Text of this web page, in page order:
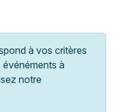
à vos critères
à
notre
end Autre